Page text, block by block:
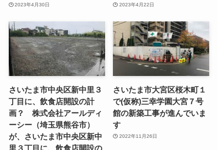
2023年4月30日 2023年4月22日
さいたま市中央区新中里３
丁目に、飲食店開設の計
画？ 株式会社アールディ
ーシー（埼玉県熊谷市）
が、さいたま市中央区新中
里３丁目に、飲食店開設の
さいたま市大宮区桜木町１
で(仮称)三幸学園大宮７号
館の新築工事が進んでいま
す
2022年11月26日